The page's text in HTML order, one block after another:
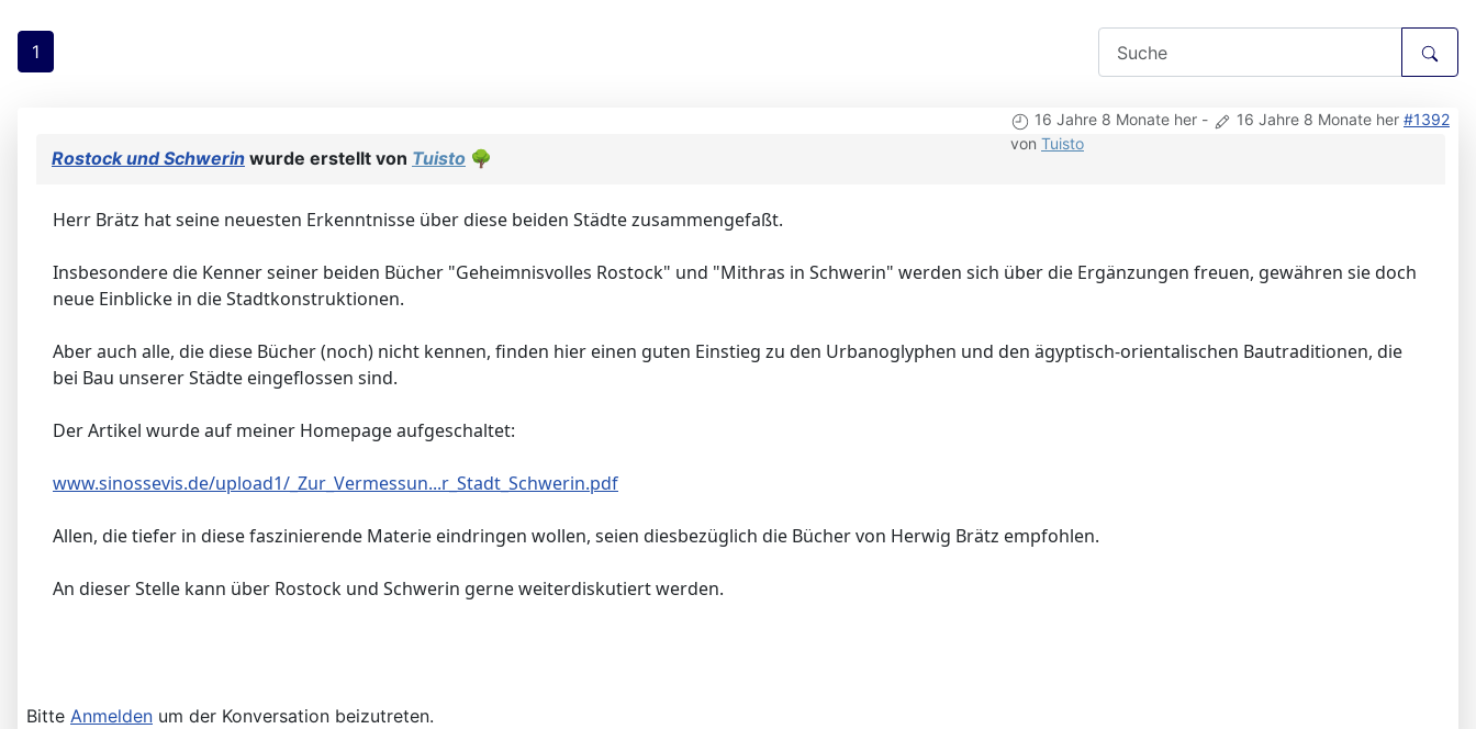
1
16 Jahre 8 Monate her - 16 Jahre 8 Monate her #1392
von Tuisto
Rostock und Schwerin wurde erstellt von Tuisto 🌳
Herr Brätz hat seine neuesten Erkenntnisse über diese beiden Städte zusammengefaßt.
Insbesondere die Kenner seiner beiden Bücher "Geheimnisvolles Rostock" und "Mithras in Schwerin" werden sich über die Ergänzungen freuen, gewähren sie doch
neue Einblicke in die Stadtkonstruktionen.
Aber auch alle, die diese Bücher (noch) nicht kennen, finden hier einen guten Einstieg zu den Urbanoglyphen und den ägyptisch-orientalischen Bautraditionen, die
bei Bau unserer Städte eingeflossen sind.
Der Artikel wurde auf meiner Homepage aufgeschaltet:
www.sinossevis.de/upload1/_Zur_Vermessun...r_Stadt_Schwerin.pdf
Allen, die tiefer in diese faszinierende Materie eindringen wollen, seien diesbezüglich die Bücher von Herwig Brätz empfohlen.
An dieser Stelle kann über Rostock und Schwerin gerne weiterdiskutiert werden.
Bitte Anmelden um der Konversation beizutreten.